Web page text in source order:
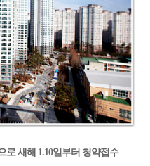
로 새해 1.10일부터 청약접수